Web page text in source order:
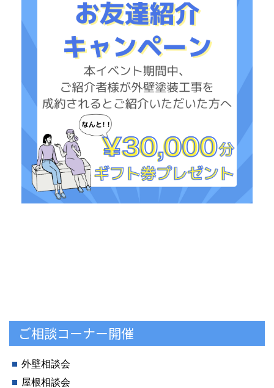
ご相談コーナー開催
外壁相談会
屋根相談会